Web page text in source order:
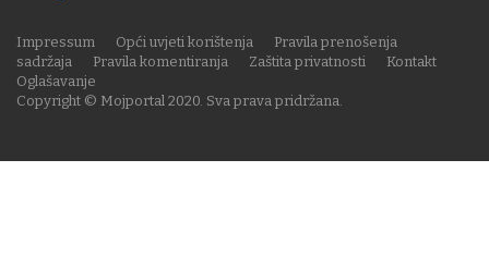
Copyright © Mojportal 2020. Sva prava pridržana.
Impressum Opći uvjeti korištenja
Pravila prenošenja
sadržaja
Pravila komentiranja Zaštita privatnosti
Kontakt
Oglašavanje